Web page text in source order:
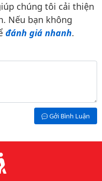
chúng tôi cải thiện
Nếu bạn không
đánh giá nhanh.
Gởi Bình Luận